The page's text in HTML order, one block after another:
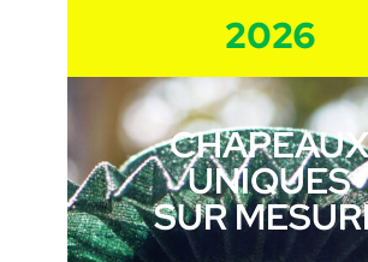
2026
CHAPEAUX
UNIQUES
SUR